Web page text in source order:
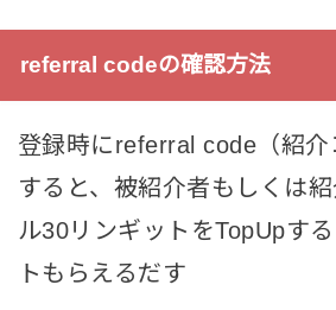
referral codeの確認方法
登録時にreferral code（紹介
すると、被紹介者もしくは
ル30リンギットをTopUpす
トもらえるだす